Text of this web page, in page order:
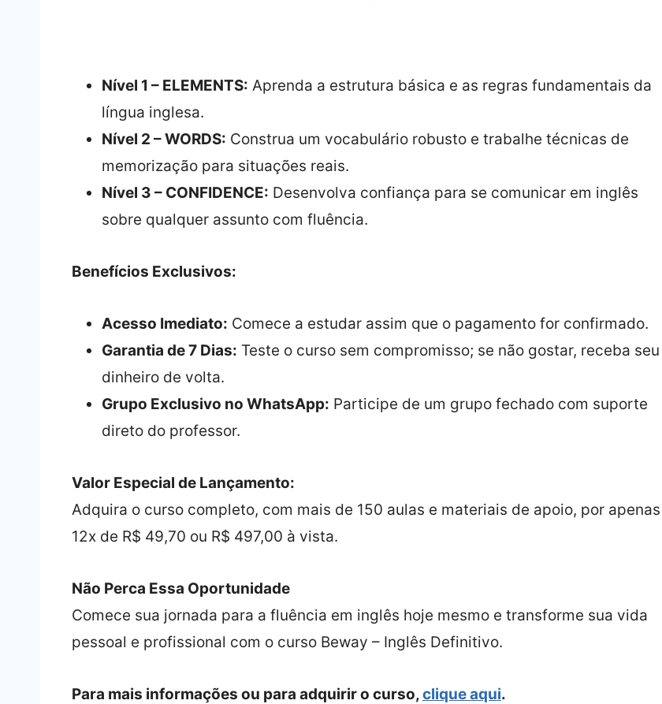
Nível 1 – ELEMENTS: Aprenda a estrutura básica e as regras fundamentais da
língua inglesa.
Nível 2 – WORDS: Construa um vocabulário robusto e trabalhe técnicas de
memorização para situações reais.
Nível 3 – CONFIDENCE: Desenvolva confiança para se comunicar em inglês
sobre qualquer assunto com fluência.
Benefícios Exclusivos:
Acesso Imediato: Comece a estudar assim que o pagamento for confirmado.
Garantia de 7 Dias: Teste o curso sem compromisso; se não gostar, receba seu
dinheiro de volta.
Grupo Exclusivo no WhatsApp: Participe de um grupo fechado com suporte
direto do professor.
Valor Especial de Lançamento:
Adquira o curso completo, com mais de 150 aulas e materiais de apoio, por apenas
12x de R$ 49,70 ou R$ 497,00 à vista.
Não Perca Essa Oportunidade
Comece sua jornada para a fluência em inglês hoje mesmo e transforme sua vida
pessoal e profissional com o curso Beway – Inglês Definitivo.
Para mais informações ou para adquirir o curso,clique aqui.